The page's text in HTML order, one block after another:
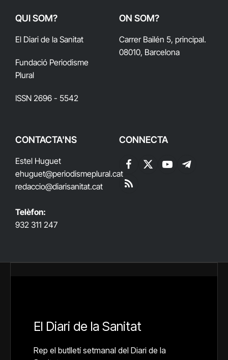
QUI SOM?
El Diari de la Sanitat
Fundació Periodisme
Plural
ISSN 2696 - 5542
ON SOM?
Carrer Bailén 5, principal.
08010, Barcelona
CONTACTA'NS
Estel Huguet
ehuguet@periodismeplural.cat
redaccio@diarisanitat.cat
Telèfon:
932 311 247
CONNECTA
Facebook
X
YouTubeTelegram
RSS